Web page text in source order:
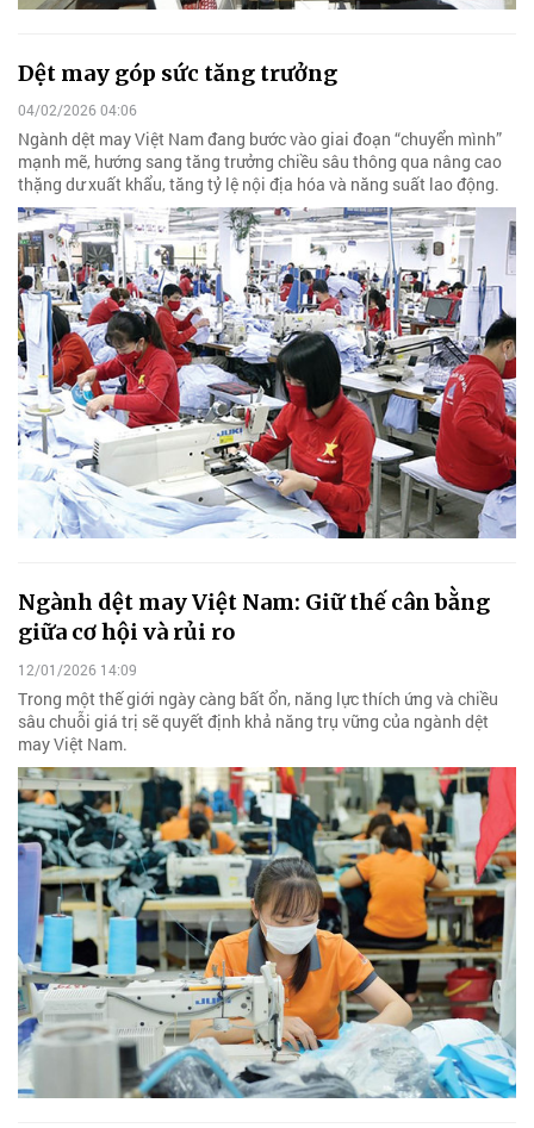
Dệt may góp sức tăng trưởng
04/02/2026 04:06
Ngành dệt may Việt Nam đang bước vào giai đoạn “chuyển mình”
mạnh mẽ, hướng sang tăng trưởng chiều sâu thông qua nâng cao
thặng dư xuất khẩu, tăng tỷ lệ nội địa hóa và năng suất lao động.
Ngành dệt may Việt Nam: Giữ thế cân bằng
giữa cơ hội và rủi ro
12/01/2026 14:09
Trong một thế giới ngày càng bất ổn, năng lực thích ứng và chiều
sâu chuỗi giá trị sẽ quyết định khả năng trụ vững của ngành dệt
may Việt Nam.